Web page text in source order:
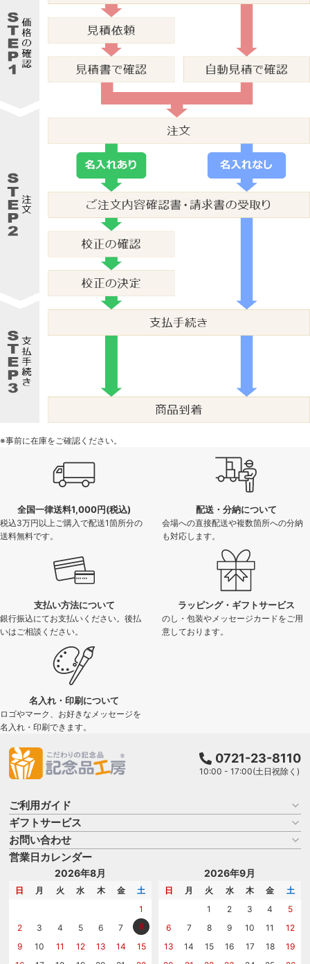
※事前に在庫をご確認ください。
全国一律送料1,000円(税込)
税込3万円以上ご購入で配送1箇所分の
送料無料です。
配送・分納について
会場への直接配送や複数箇所への分納
も対応します。
支払い方法について
銀行振込にてお支払いください。後払
いはご相談ください。
ラッピング・ギフトサービス
のし・包装やメッセージカードをご用
意しております。
名入れ・印刷について
ロゴやマーク、お好きなメッセージを
名入れ・印刷できます。
0721-23-8110
10:00 - 17:00(土日祝除く)
ご利用ガイド
お買い物ガイド
よくある質問
はじめての記念品選び
記念品工房の使い方
ギフトサービス
名入れについて
のし
メッセージカード
お問い合わせ
商品選びを相談する
名入れについて相談する
カタログを請求する
営業日カレンダー
2026年8月
日 月 火 水 木 金
土
1
2
3 4 5 6 7
8
9
10 11 12 13 14
15
2026年9月
日 月 火 水 木 金
土
1
2 3 4
5
6
7 8 9 10 11
12
13
14 15 16 17 18
19